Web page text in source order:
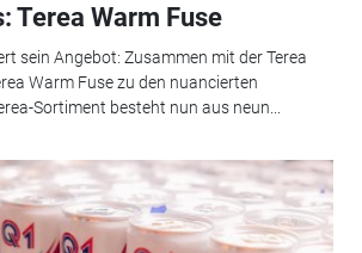
Terea Warm Fuse
sein Angebot: Zusammen mit der Terea
Warm Fuse zu den nuancierten
Sortiment besteht nun aus neun...